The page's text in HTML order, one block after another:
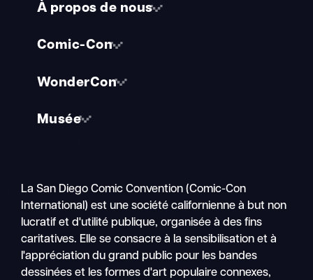
À propos de nous
Comic-Con
WonderCon
Musée
La San Diego Comic Convention (Comic-Con
International) est une société californienne à but non
lucratif et d'utilité publique, organisée à des fins
caritatives. Elle se consacre à la sensibilisation et à
l'appréciation du grand public pour les bandes
dessinées et les formes d'art populaire connexes,